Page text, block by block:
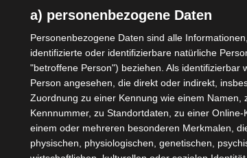
a) personenbezogene Daten
Personenbezogene Daten sind alle
identifizierte oder identifizierbare natürliche
"betroffene Person") beziehen. Als identifizierbar
Person angesehen, die direkt oder indirekt,
Zuordnung zu einer Kennung wie einem Namen,
Kennnummer, zu Standortdaten, zu einer Online-
einem oder mehreren besonderen Merkmalen,
physischen, physiologischen, genetischen,